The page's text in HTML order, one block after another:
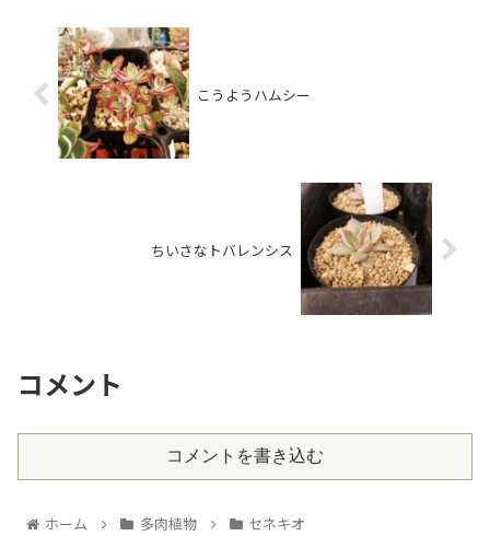
こうようハムシー
ちいさなトバレンシス
コメント
コメントを書き込む
ホーム 多肉植物 セネキオ